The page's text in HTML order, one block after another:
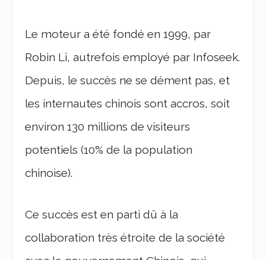
Le moteur a été fondé en 1999, par
Robin Li, autrefois employé par Infoseek.
Depuis, le succès ne se dément pas, et
les internautes chinois sont accros, soit
environ 130 millions de visiteurs
potentiels (10% de la population
chinoise).
Ce succès est en parti dû à la
collaboration très étroite de la société